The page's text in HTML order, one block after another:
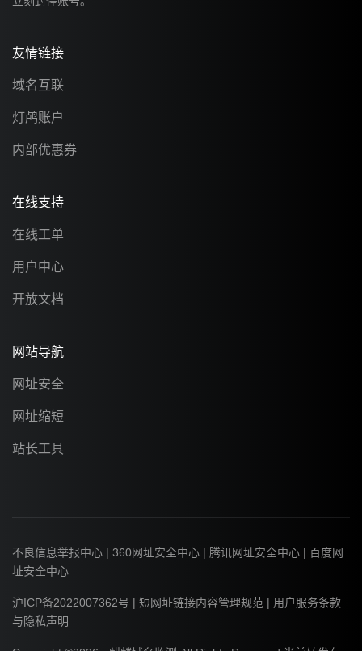
友情链接
域名互联
灯鸬账户
内部优惠券
在线支持
在线工单
用户中心
开放文档
网站导航
网址安全
网址缩短
站长工具
不良信息举报中心 | 360网址安全中心 | 腾讯网址安全中心 | 百度网
址安全中心
沪ICP备2022007362号 | 短网址链接内容管理规范 | 用户服务条款
与隐私声明